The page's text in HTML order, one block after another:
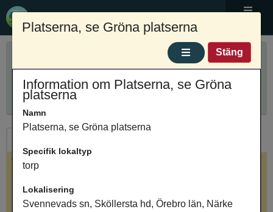
Innehåller Sök
Valt ortnamn
Platserna, se Gröna platserna, bebyggelse,
Svennevads sn, Sköllersta hd, Örebro län, Närke
Platserna, se Gröna platserna
Stäng
Information om Platserna, se Gröna
platserna
Namn
Platserna, se Gröna platserna
Specifik lokaltyp
torp
Lokalisering
Svennevads sn, Sköllersta hd, Örebro län, Närke